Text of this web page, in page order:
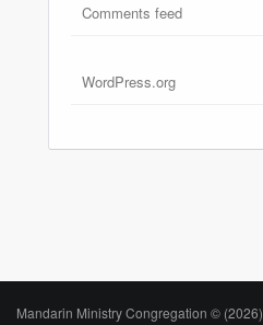
Comments feed
WordPress.org
Mandarin Ministry Congregation © (2026)